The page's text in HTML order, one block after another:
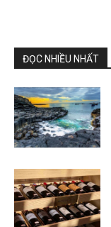
ĐỌC NHIỀU NHẤT